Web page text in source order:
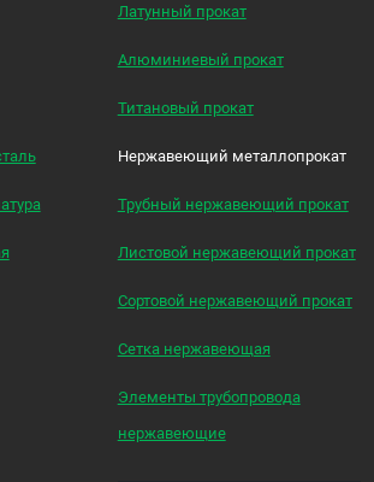
Латунный прокат
Алюминиевый прокат
Титановый прокат
Нержавеющий металлопрокат
Трубный нержавеющий прокат
Листовой нержавеющий прокат
Сортовой нержавеющий прокат
Сетка нержавеющая
Элементы трубопровода
нержавеющие